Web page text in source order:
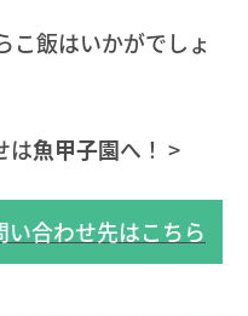
こ飯はいかがでしょ
は魚甲子園へ！ >
合わせ先はこちら